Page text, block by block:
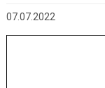
Çamlıyayla
07.07.2022